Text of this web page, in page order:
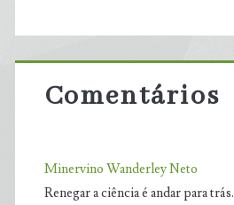
Comentários
Minervino Wanderley Neto
Renegar a ciência é andar para trás.